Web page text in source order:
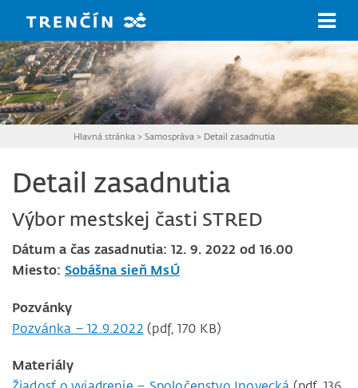
Hlavná stránka >Samospráva > Detail zasadnutia
Detail zasadnutia
Výbor mestskej časti STRED
Dátum a čas zasadnutia: 12. 9. 2022 od 16.00
Miesto: Sobášna sieň MsÚ
Pozvánky
Pozvánka – 12.9.2022 (pdf, 170 KB)
Materiály